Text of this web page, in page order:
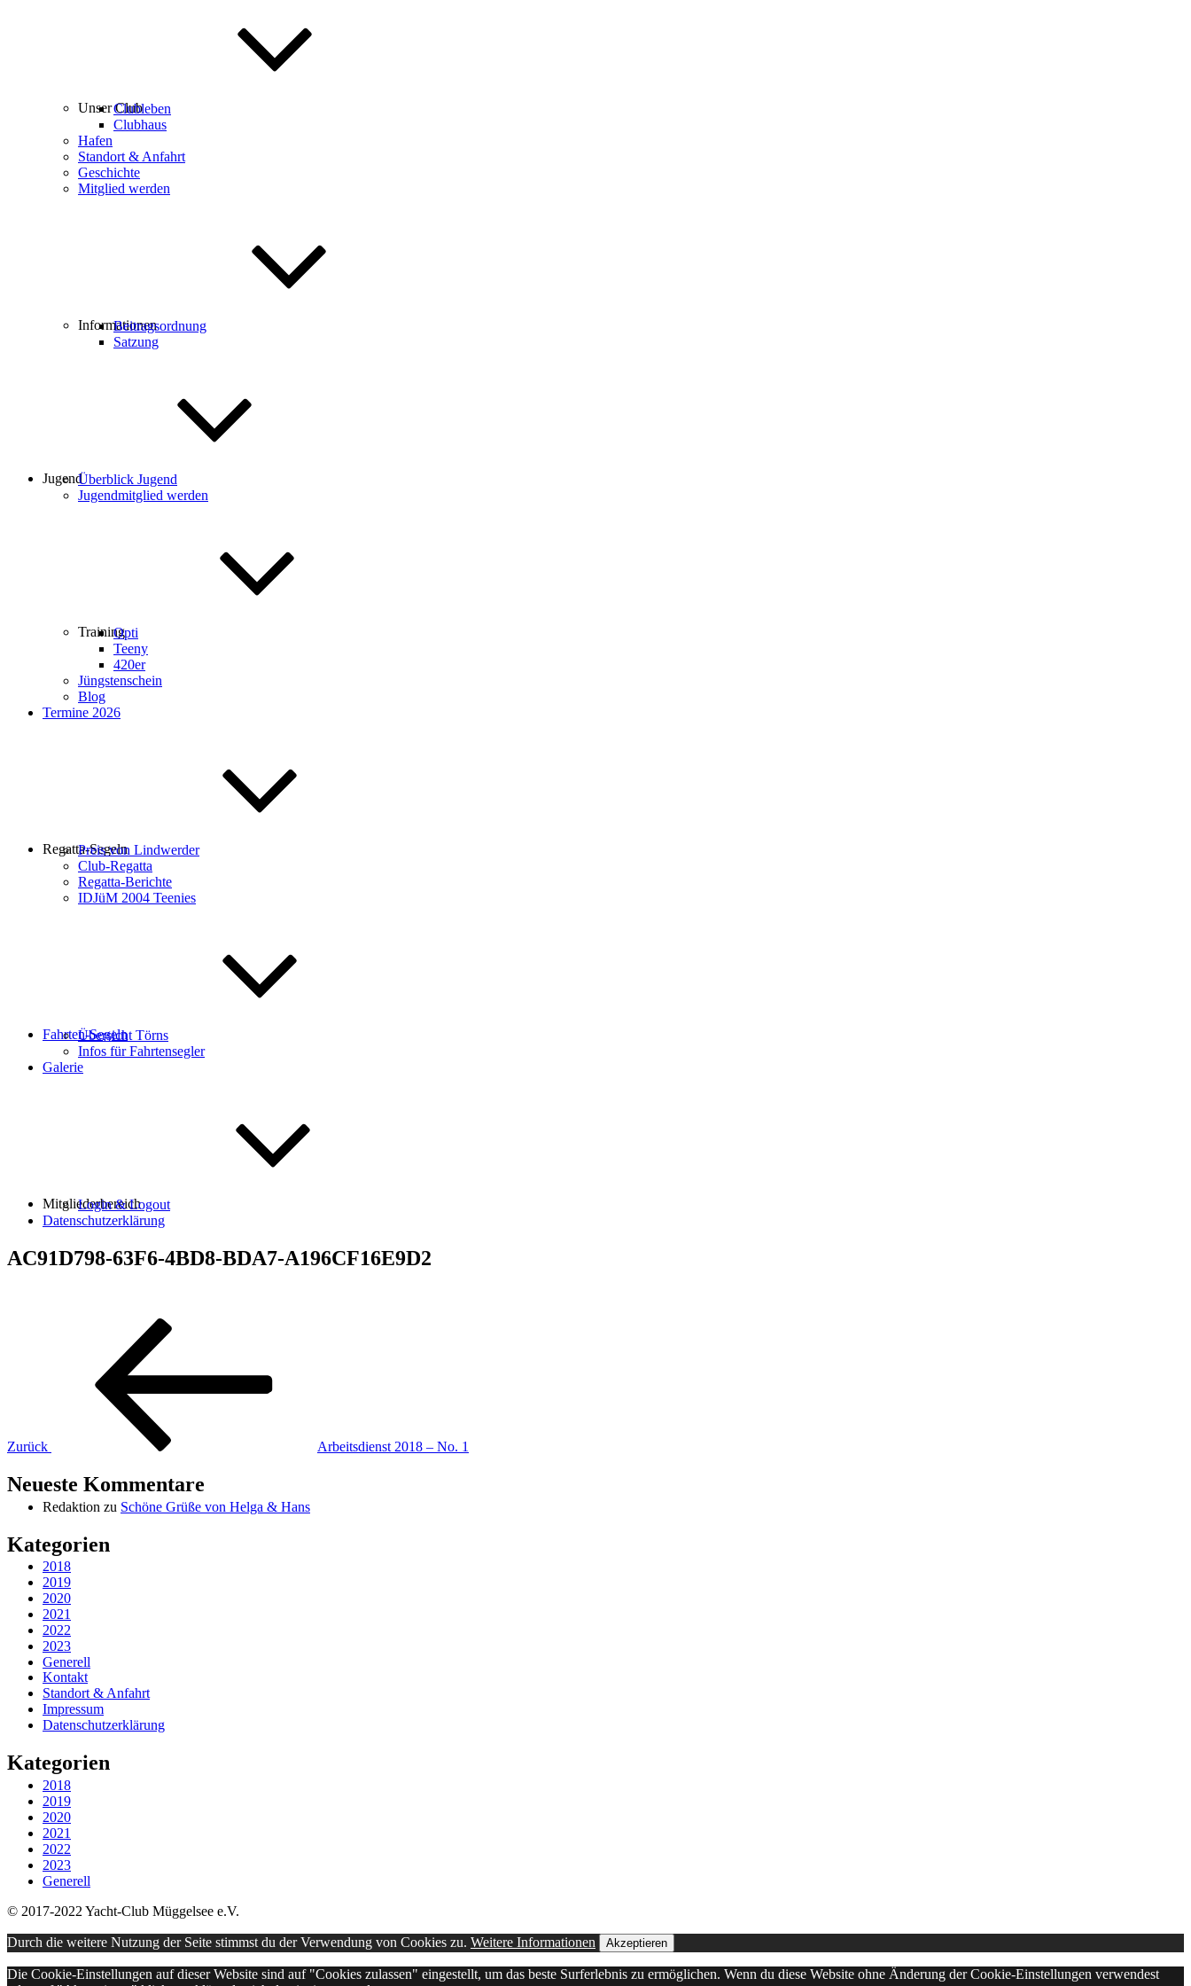
Unser ClubClubleben
Clubhaus
Hafen
Standort & Anfahrt
Geschichte
Mitglied werden
Informationen
Beitragsordnung
Satzung
JugendÜberblick Jugend
Jugendmitglied werden
TrainingOpti
Teeny
420er
Jüngstenschein
Blog
Termine 2026
Regatta-Segeln
Preis von Lindwerder
Club-Regatta
Regatta-Berichte
IDJüM 2004 Teenies
Fahrten-Segeln
Übersicht Törns
Infos für Fahrtensegler
Galerie
Mitgliederbereich
Login & Logout
Datenschutzerklärung
AC91D798-63F6-4BD8-BDA7-A196CF16E9D2
Beitragsnavigation
Zurück Arbeitsdienst 2018 – No. 1
Neueste Kommentare
Redaktion zu Schöne Grüße von Helga & Hans
Kategorien
2018
2019
2020
2021
2022
2023
Generell
Kontakt
Standort & Anfahrt
Impressum
Datenschutzerklärung
Kategorien
2018
2019
2020
2021
2022
2023
Generell
© 2017-2022 Yacht-Club Müggelsee e.V.
Durch die weitere Nutzung der Seite stimmst du der Verwendung von Cookies zu. Weitere Informationen Akzeptieren
Die Cookie-Einstellungen auf dieser Website sind auf "Cookies zulassen" eingestellt, um das beste Surferlebnis zu ermöglichen. Wenn du diese Website ohne Änderung der Cookie-Einstellungen verwendest